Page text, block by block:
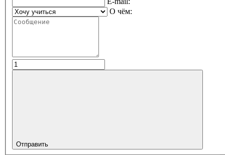
О чём:
Отправить